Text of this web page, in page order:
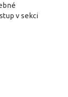
v sekci